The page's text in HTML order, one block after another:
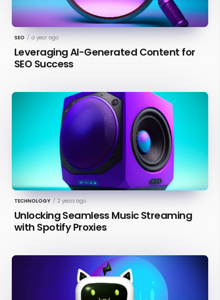
SEO / a year ago
Leveraging AI-Generated Content for
SEO Success
TECHNOLOGY / 2 years ago
Unlocking Seamless Music Streaming
with Spotify Proxies